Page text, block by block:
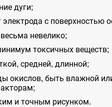
дуги;
с поверхностью
невелико;
токсичных веществ;
средней, длинной;
окислов, быть влажной
и точным рисунком.